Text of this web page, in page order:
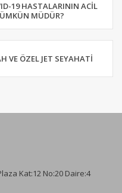
19 HASTALARININ ACIL
MÜDÜR?
VE ÖZEL JET SEYAHATI
Kat:12 No:20 Daire:4